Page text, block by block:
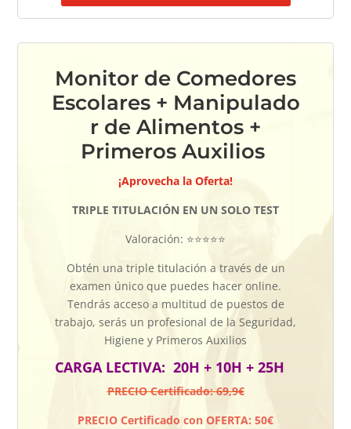
Monitor de Comedores
Escolares + Manipulado
r de Alimentos +
Primeros Auxilios
¡Aprovecha la Oferta!
TRIPLE TITULACIÓN EN UN SOLO TEST
Valoración: ⭐⭐⭐⭐⭐
Obtén una triple titulación a través de un
examen único que puedes hacer online.
Tendrás acceso a multitud de puestos de
trabajo, serás un profesional de la Seguridad,
Higiene y Primeros Auxilios
CARGA LECTIVA: 20H + 10H + 25H
PRECIO Certificado: 69,9€
PRECIO Certificado con OFERTA: 50€